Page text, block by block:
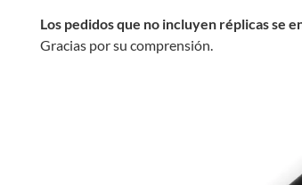
Los pedidos que no incluyen réplicas se
Gracias por su comprensión.